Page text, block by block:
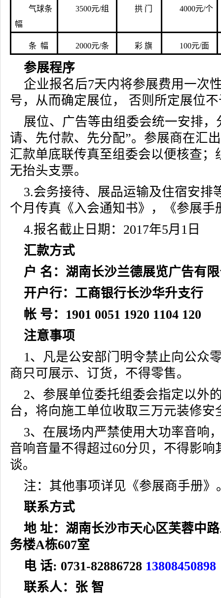
气球条
幅
3500元/组 拱 门 4000元/个
条 幅 2000元/条 彩 旗 100元/面
参展程序
企业报名后7天内将参展费用一次
号，从而确定展位， 否则所定展位
展位、广告等由组委会统一安排，
请、先付款、先分配”。参展商在汇
汇款单底联传真至组委会以便核查；
无抬头支票。
3.会务接待、展品运输及住宿安排
个月传真《入会通知书》，《参展手
4.报名截止日期：2017年5月1日
汇款方式
户 名：湖南长沙兰德展览广告有
开户行：工商银行长沙华升支行
帐 号：1901 0051 1920 1104 120
注意事项
1、凡是公安部门明令禁止向公众
商只可展示、订货，不得零售。
2、参展单位委托组委会指定以外
台，将向施工单位收取三万元装修安
3、在展场内严禁使用大功率音响
音响音量不得超过60分贝，不得影响
谈。
注：其他事项详见《参展商手册》
联系方式
地 址：湖南长沙市天心区芙蓉中
务楼A栋607室
电 话: 0731-82886728 13808450898
联系人：张 智